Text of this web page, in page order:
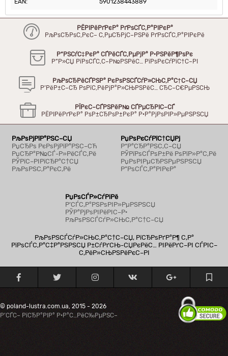
EAN: 5901238443889
РЁРІРёРґРєР° РґРѕСЃС‚Р°РІРєР°
РљРѕСЂРѕС‚РєС– С‚РµСЂРјС–РЅРё РґРѕСЃС‚Р°РІРєРё
Р“РЅСѓС‡РєР° СЃРёСЃС‚РµРјР° Р·РЅРёР¶РѕРє
Р”Р»СЏ РїРѕСЃС‚С–Р№РЅРёС… РїРѕРєСѓРїС†С–РІ
РљРѕСЂРёСЃРЅР° РєРѕРЅСЃСѓР»СЊС‚Р°С†С–СЏ
Р’РёР±С–СЂ РѕРїС‚РёРјР°Р»СЊРЅРёС… СЂС–С€РµРЅСЊ
РЇРєС–СЃРЅРёР№ СЃРµСЂРІС–СЃ
РЁРІРёРґРєР° РѕР±СЂРѕР±РєР° Р·Р°РјРѕРІР»РµРЅРЅСЏ
РљРѕРјРїР°РЅС–СЏ
РџСЂРѕ РєРѕРјРїР°РЅС–СЋ
РџСЂР°Р№СЃ-Р»РёСЃС‚Рё
РЎРїС–РІРїСЂР°С†СЏ
РљРѕРЅС‚Р°РєС‚Рё
РџРѕРєСѓРїС†СЏРј
Р“Р°СЂР°РЅС‚С–СЏ
РЎРїРѕСЃРѕР±Рё РѕРїР»Р°С‚Рё
РџРѕРІРµСЂРЅРµРЅРЅСЏ
Р”РѕСЃС‚Р°РІРєР°
РџРѕСЃР»СѓРіРё
Р’СЃС‚Р°РЅРѕРІР»РµРЅРЅСЏ
РЎР°РјРѕРІРёРІС–Р·
РљРѕРЅСЃСѓР»СЊС‚Р°С†С–СЏ
РљРѕРЅСЃСѓР»СЊС‚Р°С†С–СЏ, РїСЂРѕРґР°Р¶ С‚Р°
РїРѕСЃС‚Р°С‡Р°РЅРЅСЏ Р±СѓРґСЊ-СЏРєРёС… РІРёРґС–РІ СЃРІС–
С‚РёР»СЊРЅРёРєС–РІ
© poland-lustra.com.ua, 2015 - 2026
Р’СЃС– РїСЂР°РІР° Р·Р°С…РёС‰РµРЅС–